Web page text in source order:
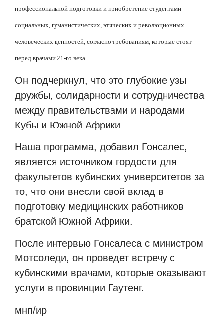
профессиональной подготовки и приобретение студентами
социальных, гуманистических, этических и революционных
человеческих ценностей, согласно требованиям, которые стоят
перед врачами 21-го века.
Он подчеркнул, что это глубокие узы
дружбы, солидарности и сотрудничества
между правительствами и народами
Кубы и Южной Африки.
Наша программа, добавил Гонсалес,
является источником гордости для
факультетов кубинских университетов за
то, что они внесли свой вклад в
подготовку медицинских работников
братской Южной Африки.
После интервью Гонсалеса с министром
Мотсоледи, он проведет встречу с
кубинскими врачами, которые оказывают
услуги в провинции Гаутенг.
мнп/ир